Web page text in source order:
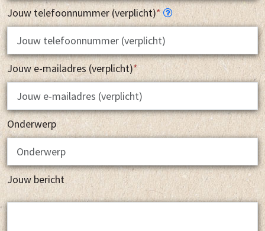
Jouw telefoonnummer (verplicht)*
Jouw e-mailadres (verplicht)*
Onderwerp
Jouw bericht